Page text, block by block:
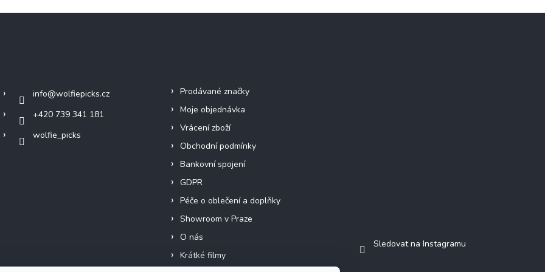
info@wolfiepicks.cz
+420 739 341 181
wolfie_picks
Prodávané značky
Moje objednávka
Vrácení zboží
Obchodní podmínky
Bankovní spojení
GDPR
Péče o oblečení a doplňky
Showroom v Praze
O nás
Krátké filmy
Sledovat na Instagramu